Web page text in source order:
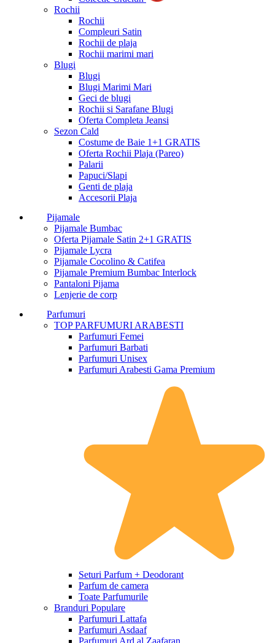
Rochii
Rochii
Compleuri Satin
Rochii de plaja
Rochii marimi mari
Blugi
Blugi
Blugi Marimi Mari
Geci de blugi
Rochii si Sarafane Blugi
Oferta Completa Jeansi
Sezon Cald
Costume de Baie 1+1 GRATIS
Oferta Rochii Plaja (Pareo)
Palarii
Papuci/Slapi
Genti de plaja
Accesorii Plaja
Pijamale
Pijamale Bumbac
Oferta Pijamale Satin 2+1 GRATIS
Pijamale Lycra
Pijamale Cocolino & Catifea
Pijamale Premium Bumbac Interlock
Pantaloni Pijama
Lenjerie de corp
Parfumuri
TOP PARFUMURI ARABESTI
Parfumuri Femei
Parfumuri Barbati
Parfumuri Unisex
Parfumuri Arabesti Gama Premium
Seturi Parfum + Deodorant
Parfum de camera
Toate Parfumurile
Branduri Populare
Parfumuri Lattafa
Parfumuri Asdaaf
Parfumuri Ard al Zaafaran